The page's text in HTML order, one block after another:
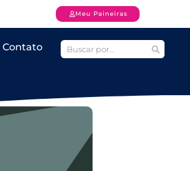
Meu Paineiras
Contato